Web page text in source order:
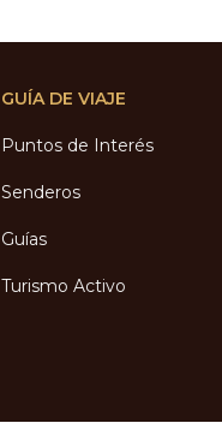
GUÍA DE VIAJE
Puntos de Interés
Senderos
Guías
Turismo Activo